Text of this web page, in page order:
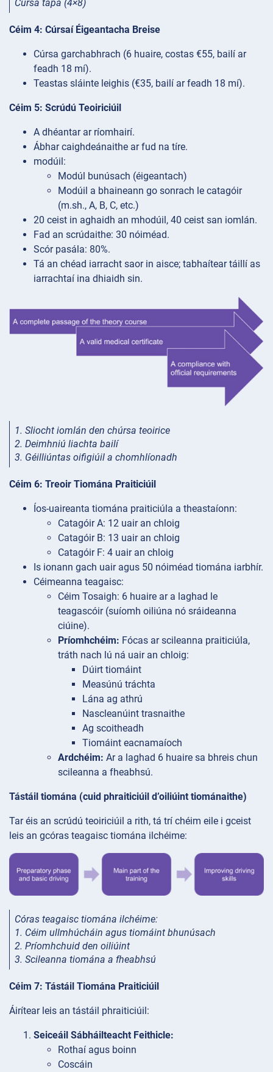
Cúrsa tapa (4×8)
Céim 4: Cúrsaí Éigeantacha Breise
Cúrsa garchabhrach (6 huaire, costas €55, bailí ar
feadh 18 mí).
Teastas sláinte leighis (€35, bailí ar feadh 18 mí).
Céim 5: Scrúdú Teoiriciúil
A dhéantar ar ríomhairí.
Ábhar caighdeánaithe ar fud na tíre.
modúil:
Modúl bunúsach (éigeantach)
Modúil a bhaineann go sonrach le catagóir
(m.sh., A, B, C, etc.)
20 ceist in aghaidh an mhodúil, 40 ceist san iomlán.
Fad an scrúdaithe: 30 nóiméad.
Scór pasála: 80%.
Tá an chéad iarracht saor in aisce; tabhaítear táillí as
iarrachtaí ina dhiaidh sin.
1. Sliocht iomlán den chúrsa teoirice
2. Deimhniú liachta bailí
3. Géilliúntas oifigiúil a chomhlíonadh
Céim 6: Treoir Tiomána Praiticiúil
Íos-uaireanta tiomána praiticiúla a theastaíonn:
Catagóir A: 12 uair an chloig
Catagóir B: 13 uair an chloig
Catagóir F: 4 uair an chloig
Is ionann gach uair agus 50 nóiméad tiomána iarbhír.
Céimeanna teagaisc:
Céim Tosaigh: 6 huaire ar a laghad le
teagascóir (suíomh oiliúna nó sráideanna
ciúine).
Príomhchéim: Fócas ar scileanna praiticiúla,
tráth nach lú ná uair an chloig:
Dúirt tiomáint
Measúnú tráchta
Lána ag athrú
Nascleanúint trasnaithe
Ag scoitheadh
Tiomáint eacnamaíoch
Ardchéim: Ar a laghad 6 huaire sa bhreis chun
scileanna a fheabhsú.
Tástáil tiomána (cuid phraiticiúil d’oiliúint tiománaithe)
Tar éis an scrúdú teoiriciúil a rith, tá trí chéim eile i gceist
leis an gcóras teagaisc tiomána ilchéime:
Córas teagaisc tiomána ilchéime:
1. Céim ullmhúcháin agus tiomáint bhunúsach
2. Príomhchuid den oiliúint
3. Scileanna tiomána a fheabhsú
Céim 7: Tástáil Tiomána Praiticiúil
Áirítear leis an tástáil phraiticiúil:
Seiceáil Sábháilteacht Feithicle:
Rothaí agus boinn
Coscáin